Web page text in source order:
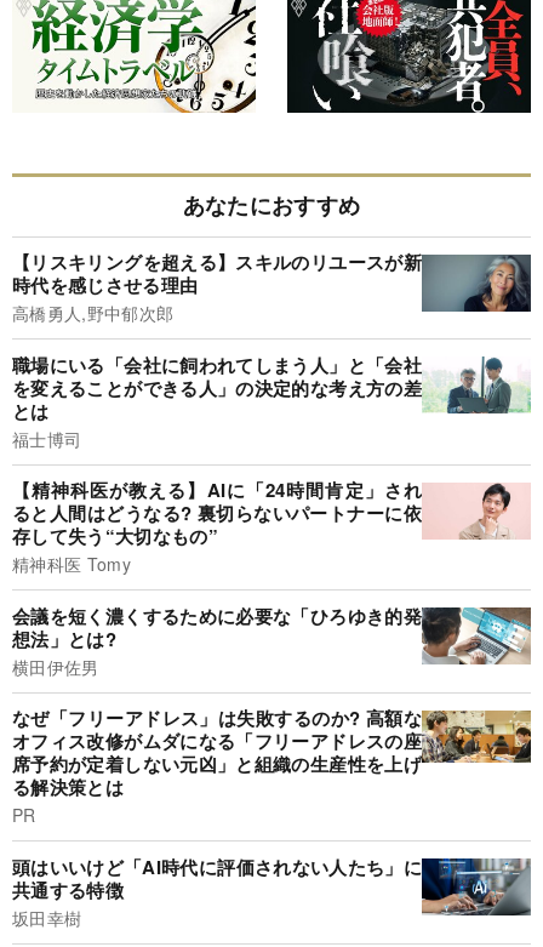
あなたにおすすめ
【リスキリングを超える】スキルのリユースが新
時代を感じさせる理由
高橋勇人,野中郁次郎
職場にいる「会社に飼われてしまう人」と「会社
を変えることができる人」の決定的な考え方の差
とは
福士博司
【精神科医が教える】AIに「24時間肯定」され
ると人間はどうなる? 裏切らないパートナーに依
存して失う“大切なもの”
精神科医 Tomy
会議を短く濃くするために必要な「ひろゆき的発
想法」とは?
横田伊佐男
なぜ「フリーアドレス」は失敗するのか? 高額な
オフィス改修がムダになる「フリーアドレスの座
席予約が定着しない元凶」と組織の生産性を上げ
る解決策とは
PR
頭はいいけど「AI時代に評価されない人たち」に
共通する特徴
坂田幸樹